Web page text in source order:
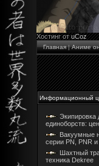
Хостинг отuCoz
Главная|Аниме
Информационный
Экипировка
единоборств:
Вакуумные
серии PN, PNR и
Шахтный
техника Dekree